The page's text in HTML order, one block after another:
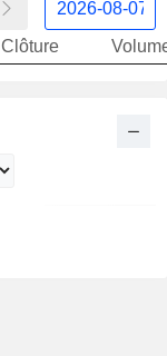
Clôture